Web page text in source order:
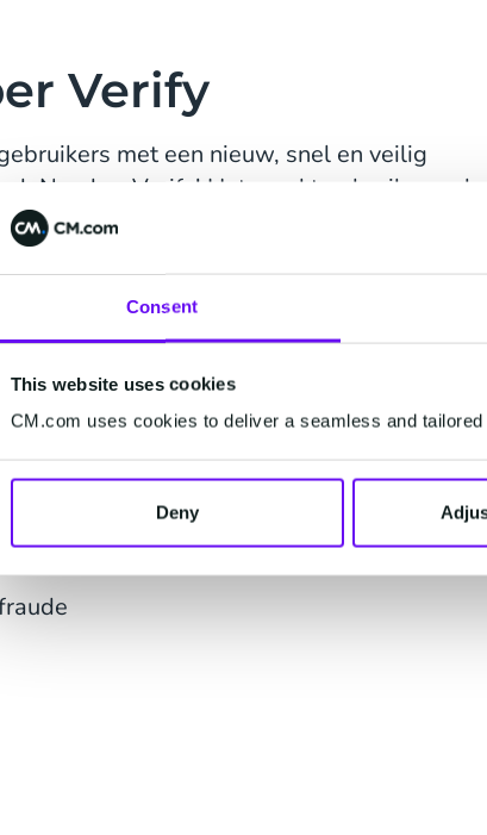
Consent
This website uses cookies
CM.com uses cookies to deliver a seamless and
Deny
Verify
met een nieuw, snel en veilig
Number Verify! Het maakt gebruik van de
van de SIM-kaart om gebruikers te
alleen maar hun telefoonnummer in te
vindt op de achtergrond plaats
waardoor het inherent veiliger is dan
die vertrouwen op
kennisgebaseerde verificatie, fysieke tokens
stil op de achtergrond verifiëren
het authenticatieproces